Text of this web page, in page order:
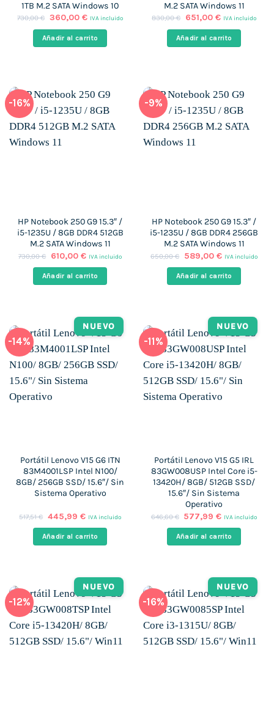
1TB M.2 SATA Windows 10
730,00€ El
original
era:
360,00 €El
actual
es:
IVA incluido
Añadir al carrito
M.2 SATA Windows 11
830,00€
El
original
era:
651,00 €El
actual
es:
IVA incluido
Añadir al carrito
-16%
HP Notebook 250 G9 15.3″ /
i5-1235U / 8GB DDR4 512GB
M.2 SATA Windows 11
730,00€
El
original
era:
610,00 €El
actual
es:
IVA incluido
Añadir al carrito
-9%
HP Notebook 250 G9 15.3″ /
i5-1235U / 8GB DDR4 256GB
M.2 SATA Windows 11
650,00€
El
original
era:
589,00 €El
actual
es:
IVA incluido
Añadir al carrito
-14%
NUEVO
Portátil Lenovo V15 G6 ITN
83M4001LSP Intel N100/
8GB/ 256GB SSD/ 15.6″/ Sin
Sistema Operativo
517,51€ El
original
era:
445,99 €El
actual
es:
IVA incluido
Añadir al carrito
-11%
NUEVO
Portátil Lenovo V15 G5 IRL
83GW008USP Intel Core i5-
13420H/ 8GB/ 512GB SSD/
15.6″/ Sin Sistema
Operativo
646,60€ El
original
era:
577,99€El
actual
es:
IVA incluido
Añadir al carrito
-12%
NUEVO
-16%
NUEVO